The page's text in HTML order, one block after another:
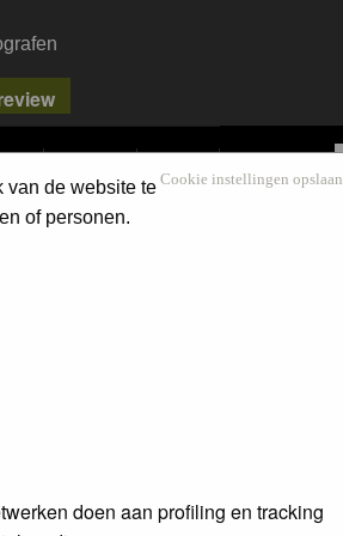
SEARCH LOG IN
Cookie instellingen opslaan
van de website te
of personen.
doen aan profiling en tracking